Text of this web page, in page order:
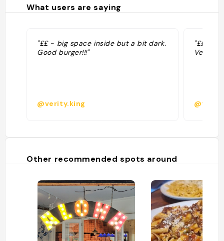
What users are saying
"££ - big space inside but a bit dark.
Good burger!!!"
@verity.king
"££ -
Very
Other recommended spots around